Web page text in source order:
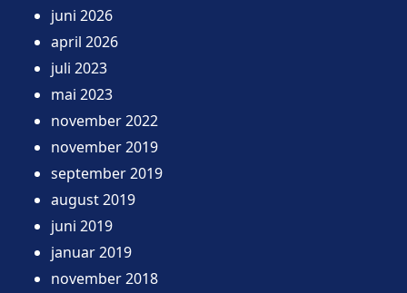
juni 2026
april 2026
juli 2023
mai 2023
november 2022
november 2019
september 2019
august 2019
juni 2019
januar 2019
november 2018